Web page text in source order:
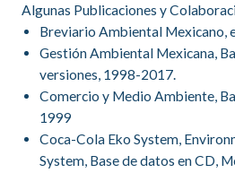
Algunas Publicaciones y
Breviario Ambiental Mexicano,
Gestión Ambiental Mexicana,
versiones, 1998-2017.
Comercio y Medio Ambiente,
1999
Coca-Cola Eko System,
System, Base de datos en CD,